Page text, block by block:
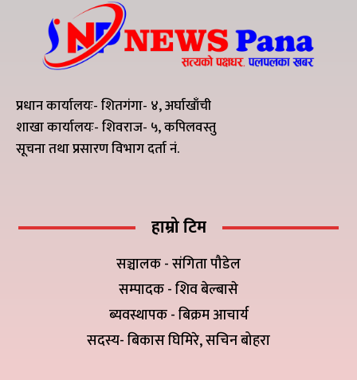
प्रधान कार्यालयः- शितगंगा- ४, अर्घाखाँची
शाखा कार्यालयः- शिवराज- ५, कपिलवस्तु
सूचना तथा प्रसारण विभाग दर्ता नं.
हाम्रो टिम
सञ्चालक - संगिता पौडेल
सम्पादक - शिव बेल्बासे
ब्यवस्थापक - बिक्रम आचार्य
सदस्य- बिकास घिमिरे, सचिन बोहरा